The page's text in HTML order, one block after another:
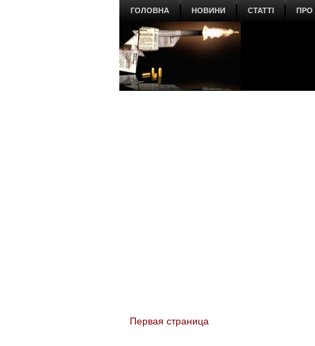
ГОЛОВНА НОВИНИ СТАТТІ ПРО
You are here
Первая страница